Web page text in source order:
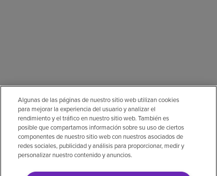
Algunas de las páginas de nuestro sitio web utilizan cookies
para mejorar la experiencia del usuario y analizar el
rendimiento y el tráfico en nuestro sitio web. También es
posible que compartamos información sobre su uso de ciertos
componentes de nuestro sitio web con nuestros asociados de
redes sociales, publicidad y análisis para proporcionar, medir y
personalizar nuestro contenido y anuncios.